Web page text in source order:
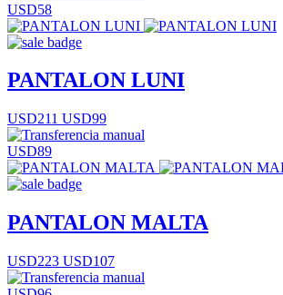
USD58
PANTALON LUNI
USD211 USD99
USD89
PANTALON MALTA
USD223 USD107